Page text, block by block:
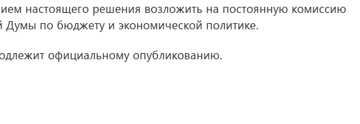
настоящего решения возложить на постоянную комиссию
Думы по бюджету и экономической политике.
официальному опубликованию.